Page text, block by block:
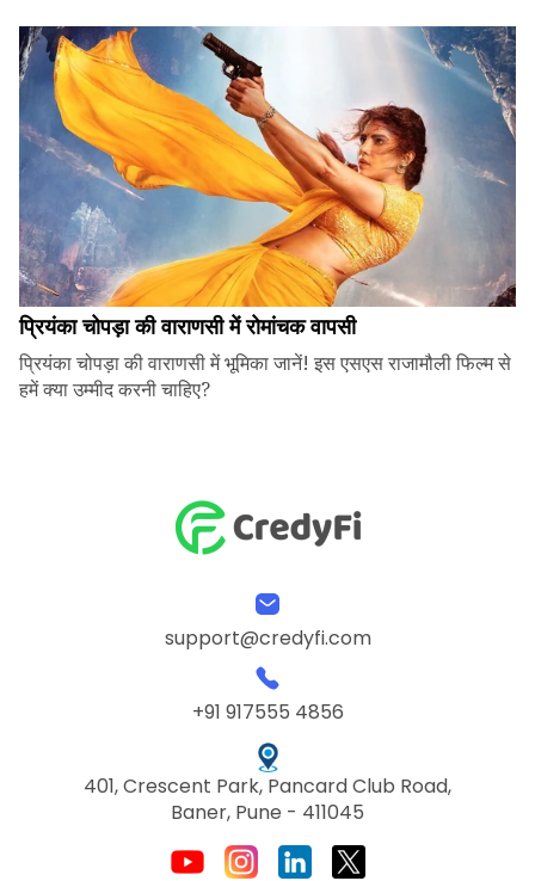
प्रियंका चोपड़ा की वाराणसी में रोमांचक वापसी
प्रियंका चोपड़ा की वाराणसी में भूमिका जानें! इस एसएस राजामौली फिल्म से
हमें क्या उम्मीद करनी चाहिए?
support@credyfi.com
+91 917555 4856
401, Crescent Park, Pancard Club Road,
Baner, Pune - 411045